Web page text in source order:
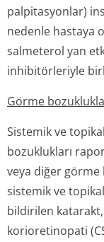
palpitasyonlar)
nedenle hastaya
salmeterol yan
inhibitörleriyle
Görme
Sistemik ve
bozuklukları
veya diğer görme
sistemik ve
bildirilen
korioretinopati